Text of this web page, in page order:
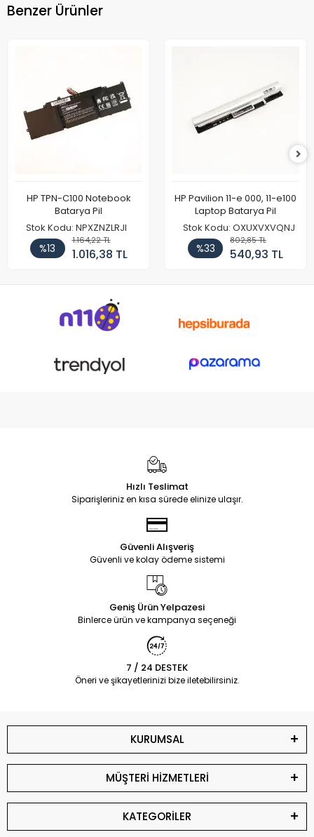
Benzer Ürünler
HP TPN-C100 Notebook
Batarya Pil
Stok Kodu: NPXZNZLRJI
%13
1.164,22 TL
1.016,38 TL
HP Pavilion 11-e 000, 11-e100
Laptop Batarya Pil
Stok Kodu: OXUXVXVQNJ
%33
802,85 TL
540,93 TL
Hızlı Teslimat
Siparişleriniz en kısa sürede elinize ulaşır.
Güvenli Alışveriş
Güvenli ve kolay ödeme sistemi
Geniş Ürün Yelpazesi
Binlerce ürün ve kampanya seçeneği
7 / 24 DESTEK
Öneri ve şikayetlerinizi bize iletebilirsiniz.
KURUMSAL
MÜŞTERİ HİZMETLERİ
KATEGORİLER